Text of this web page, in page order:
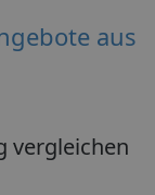
aus
vergleichen